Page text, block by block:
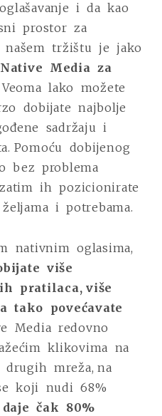
i da kao
prostor za
našem tržištu je jako
Media za
Veoma lako možete
dobijate najbolje
sadržaju i
Pomoću dobijenog
bez problema
ih pozicionirate
i potrebama.
nativnim oglasima,
više
pratilaca, više
tako povećavate
Media redovno
klikovima na
mreža, na
koji nudi 68%
čak 80%